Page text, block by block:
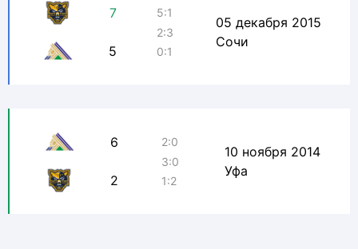
7
5
5:1
2:3
0:1
05 декабря 2015
Сочи
6
2
2:0
3:0
1:2
10 ноября 2014
Уфа